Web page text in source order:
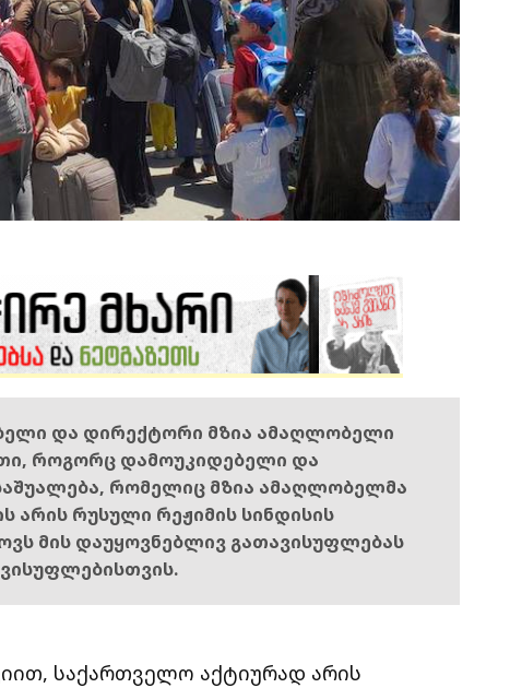
და დირექტორი მზია ამაღლობელი
როგორც დამოუკიდებელი და
რომელიც მზია ამაღლობელმა
არის რუსული რეჟიმის სინდისის
მის დაუყოვნებლივ გათავისუფლებას
საქართველო აქტიურად არის